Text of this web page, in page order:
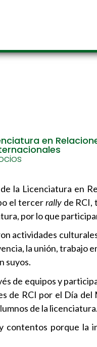
en
la Licenciatura en
el tercerrallyde RCI,
por lo que
actividades
la unión, trabajo
suyos.
de equipos y
de RCI por el Día
de la licenciatura.
contentos porque la